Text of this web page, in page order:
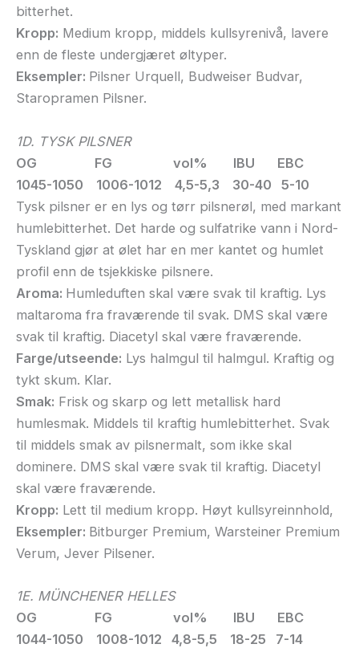
bitterhet.
Kropp: Medium kropp, middels kullsyrenivå, lavere
enn de fleste undergjæret øltyper.
Eksempler: Pilsner Urquell, Budweiser Budvar,
Staropramen Pilsner.
1D. TYSK PILSNER
OG FG vol% IBU EBC
1045-1050 1006-1012 4,5-5,3 30-40 5-10
Tysk pilsner er en lys og tørr pilsnerøl, med markant
humlebitterhet. Det harde og sulfatrike vann i Nord-
Tyskland gjør at ølet har en mer kantet og humlet
profil enn de tsjekkiske pilsnere.
Aroma: Humleduften skal være svak til kraftig. Lys
maltaroma fra fraværende til svak. DMS skal være
svak til kraftig. Diacetyl skal være fraværende.
Farge/utseende: Lys halmgul til halmgul. Kraftig og
tykt skum. Klar.
Smak: Frisk og skarp og lett metallisk hard
humlesmak. Middels til kraftig humlebitterhet. Svak
til middels smak av pilsnermalt, som ikke skal
dominere. DMS skal være svak til kraftig. Diacetyl
skal være fraværende.
Kropp: Lett til medium kropp. Høyt kullsyreinnhold,
Eksempler: Bitburger Premium, Warsteiner Premium
Verum, Jever Pilsener.
1E. MÜNCHENER HELLES
OG FG vol% IBU EBC
1044-1050 1008-1012 4,8-5,5 18-25 7-14